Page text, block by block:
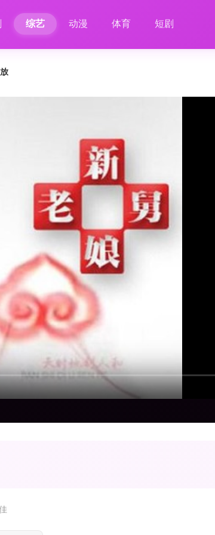
综艺 动漫 体育 短剧